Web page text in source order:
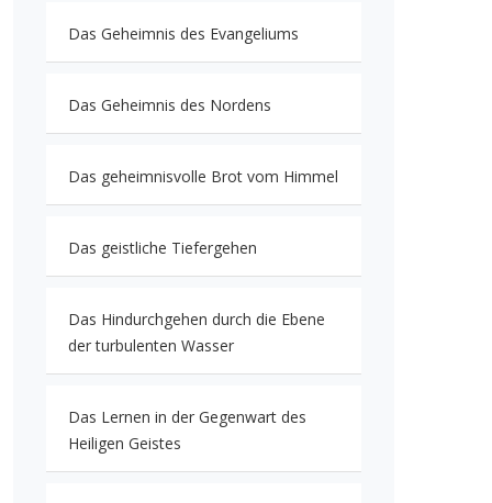
Das Geheimnis des Evangeliums
Das Geheimnis des Nordens
Das geheimnisvolle Brot vom Himmel
Das geistliche Tiefergehen
Das Hindurchgehen durch die Ebene
der turbulenten Wasser
Das Lernen in der Gegenwart des
Heiligen Geistes